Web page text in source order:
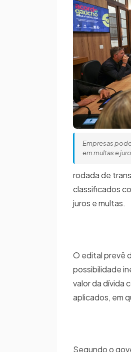
Empresas
em multas e
rodada de
classificados
juros e multas.
O edital prevê
possibilidade
valor da dívida
aplicados, em
Segundo o